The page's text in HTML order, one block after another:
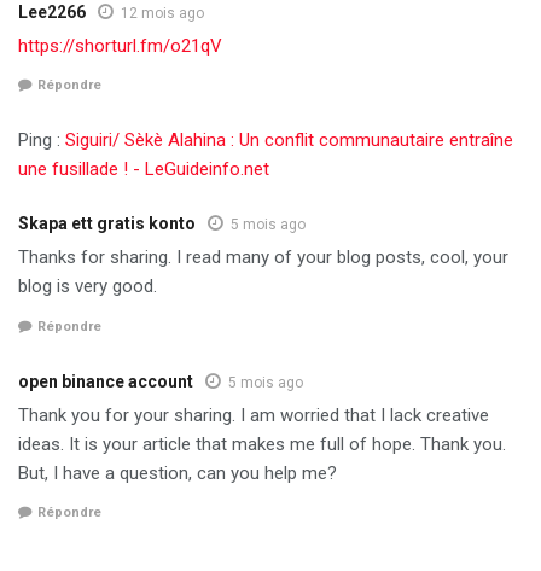
Lee2266 12 mois ago
https://shorturl.fm/o21qV
Répondre
Ping : Siguiri/ Sèkè Alahina : Un conflit communautaire entraîne
une fusillade ! - LeGuideinfo.net
Skapa ett gratis konto 5 mois ago
Thanks for sharing. I read many of your blog posts, cool, your
blog is very good.
Répondre
open binance account 5 mois ago
Thank you for your sharing. I am worried that I lack creative
ideas. It is your article that makes me full of hope. Thank you.
But, I have a question, can you help me?
Répondre